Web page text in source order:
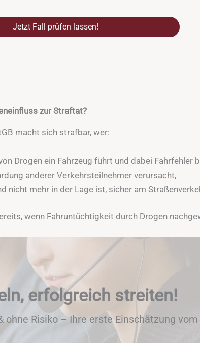
Jetzt Fall prüfen lassen!
zur Straftat?
macht sich strafbar, wer:
Drogen ein Fahrzeug führt und dabei Fahrfehler
anderer Verkehrsteilnehmer verursacht,
nicht mehr in der Lage ist, sicher am
wenn Fahruntüchtigkeit durch Drogen
erfolgreich streiten!
ohne Risiko – Ihre erste Einschätzung